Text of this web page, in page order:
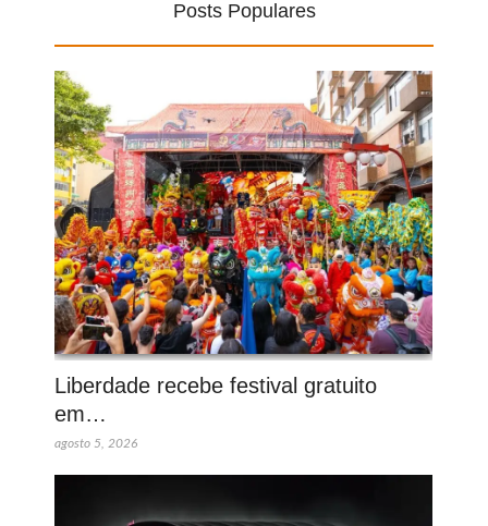
Posts Populares
Liberdade recebe festival gratuito
em…
agosto 5, 2026